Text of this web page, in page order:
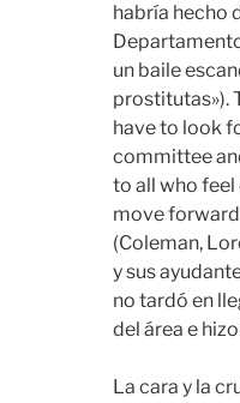
habría hecho
un baile
prostitutas»).
have to look
committee
to all who
move
(Coleman,
y sus
no tardó en
del área e
La cara y la